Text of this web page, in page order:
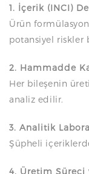
1. İçerik (INCI)
Ürün
potansiyel riskler
2. Hammadde
Her bileşenin
analiz edilir.
3. Analitik
Şüpheli
4. Üretim Süreci